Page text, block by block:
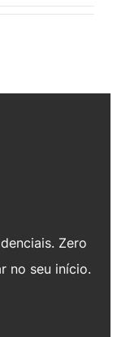
Zero
no seu início.